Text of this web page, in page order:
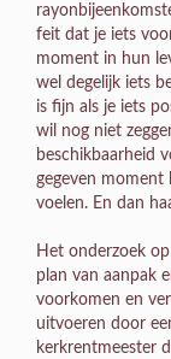
feit dat je iets
moment in hun
wel degelijk iets
is fijn als je iets
wil nog niet
beschikbaarheid
gegeven moment
voelen. En dan
Het onderzoek
plan van aanpak
voorkomen en
uitvoeren door
kerkrentmeester